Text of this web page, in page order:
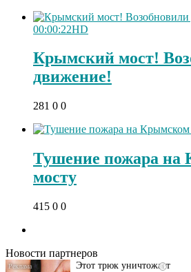
00:00:22HD
Крымский мост!
движение!
281 0 0
Тушение пожара на
мосту
415 0 0
Новости партнеров
i
Этот трюк уничтожает